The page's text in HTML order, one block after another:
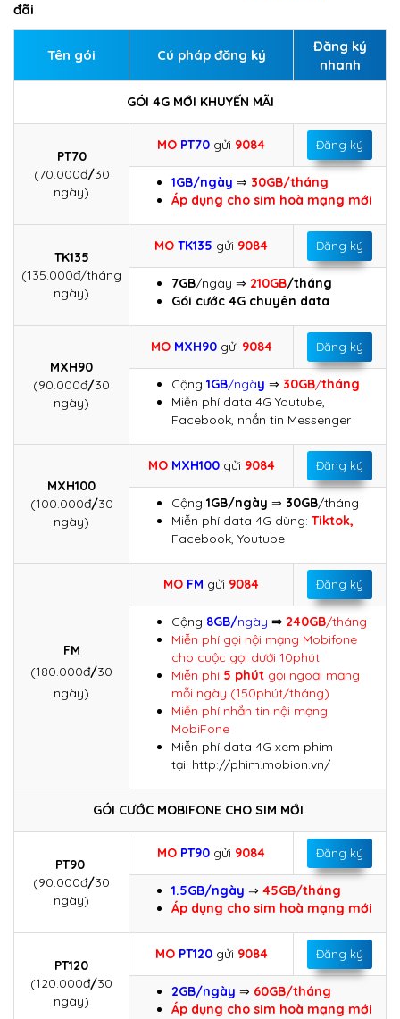
đãi
Tên gói Cú pháp đăng ký
Đăng ký
nhanh
GÓI 4G MỚI KHUYẾN MÃI
PT70
(70.000đ/30
ngày)
MO PT70 gửi 9084 Đăng ký
1GB/ngày ⇒ 30GB/tháng
Áp dụng cho sim hoà mạng mới
TK135
(135.000đ/tháng
ngày)
MO TK135 gửi 9084 Đăng ký
7GB/ngày ⇒ 210GB/tháng
Gói cước 4G chuyên data
MXH90
(90.000đ/30
ngày)
MO MXH90gửi 9084 Đăng ký
Cộng 1GB/ngày ⇒ 30GB/tháng
Miễn phí data 4G Youtube,
Facebook, nhắn tin Messenger
MXH100
(100.000đ/30
ngày)
MO MXH100gửi 9084 Đăng ký
Cộng 1GB/ngày ⇒ 30GB/tháng
Miễn phí data 4G dùng: Tiktok,
Facebook, Youtube
FM
(180.000đ/30
ngày)
MO FM gửi 9084 Đăng ký
Cộng 8GB/ngày ⇒ 240GB/tháng
Miễn phí gọi nội mạng Mobifone
cho cuộc gọi dưới 10phút
Miễn phí 5 phút gọi ngoại mạng
mỗi ngày (150phút/tháng)
Miễn phí nhắn tin nội mạng
MobiFone
Miễn phí data 4G xem phim
tại: http://phim.mobion.vn/
GÓI CƯỚC MOBIFONE CHO SIM MỚI
PT90
(90.000đ/30
ngày)
MO PT90 gửi 9084 Đăng ký
1.5GB/ngày ⇒ 45GB/tháng
Áp dụng cho sim hoà mạng mới
PT120
(120.000đ/30
ngày)
MO PT120gửi 9084 Đăng ký
2GB/ngày ⇒ 60GB/tháng
Áp dụng cho sim hoà mạng mới